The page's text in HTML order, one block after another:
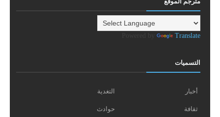
Translate
التسميات
أخبار التغدية
ثقافة حوادث